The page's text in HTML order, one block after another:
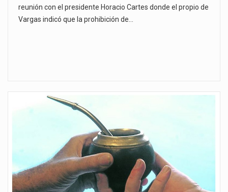
reunión con el presidente Horacio Cartes donde el propio de
Vargas indicó que la prohibición de…